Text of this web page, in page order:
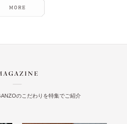
のこだわりを特集でご紹介